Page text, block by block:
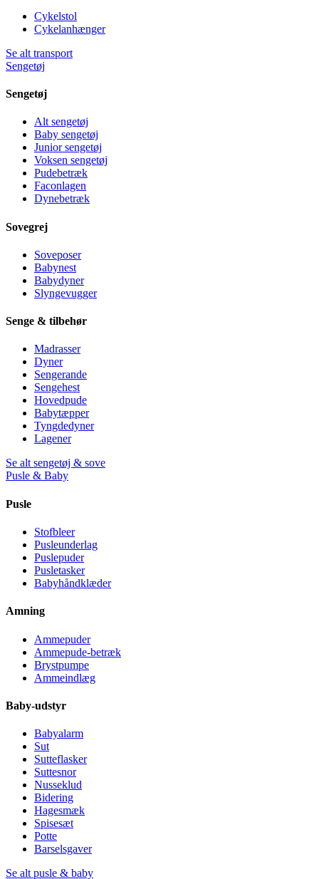
Cykelstol
Cykelanhænger
Se alt transport
Sengetøj
Sengetøj
Alt sengetøj
Baby sengetøj
Junior sengetøj
Voksen sengetøj
Pudebetræk
Faconlagen
Dynebetræk
Sovegrej
Soveposer
Babynest
Babydyner
Slyngevugger
Senge & tilbehør
Madrasser
Dyner
Sengerande
Sengehest
Hovedpude
Babytæpper
Tyngdedyner
Lagener
Se alt sengetøj & sove
Pusle & Baby
Pusle
Stofbleer
Pusleunderlag
Puslepuder
Pusletasker
Babyhåndklæder
Amning
Ammepuder
Ammepude-betræk
Brystpumpe
Ammeindlæg
Baby-udstyr
Babyalarm
Sut
Sutteflasker
Suttesnor
Nusseklud
Bidering
Hagesmæk
Spisesæt
Potte
Barselsgaver
Se alt pusle & baby